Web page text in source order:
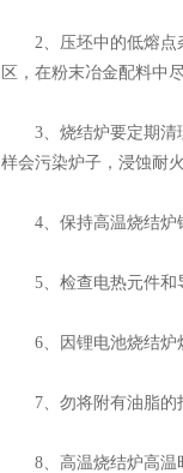
2、压坯中的低熔点杂
区，在粉末冶金配料中
3、烧结炉要定期清理
样会污染炉子，浸蚀耐
4、保持高温烧结炉锂
5、检查电热元件和
6、因锂电池烧结炉炉
7、勿将附有油脂的托
8、高温烧结炉高温